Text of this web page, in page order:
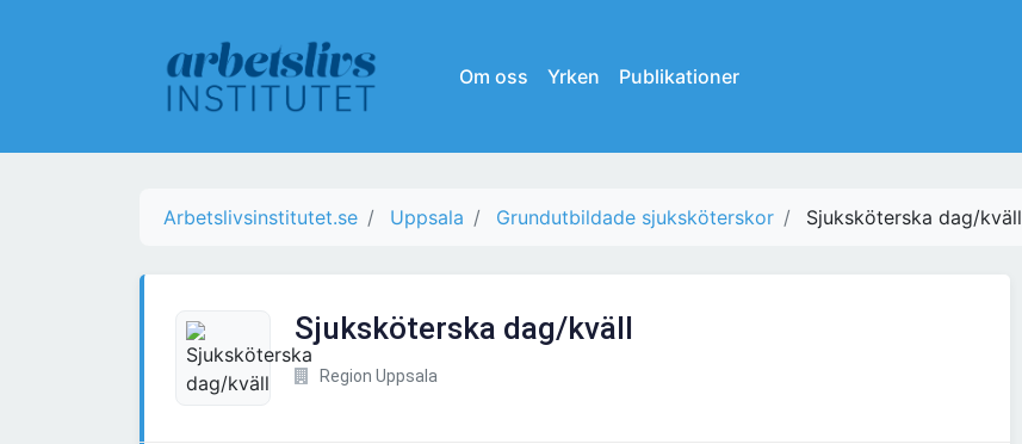
Om oss Yrken Publikationer
Arbetslivsinstitutet.se Uppsala Grundutbildade sjuksköterskor Sjuksköterska dag/kväll
Sjuksköterska dag/kväll
Region Uppsala